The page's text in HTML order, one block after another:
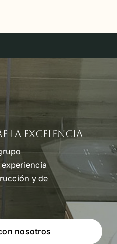
la excelencia
y de
nosotros